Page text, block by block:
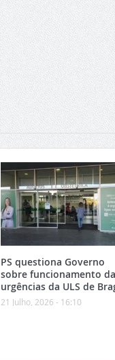
PS questiona Governo
sobre funcionamento
urgências da ULS de
21 Julho, 2026 - 16:10